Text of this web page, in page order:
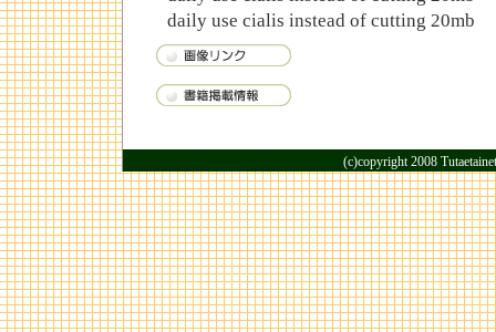
daily use cialis instead of cutting 20mb
(c)copyright 2008